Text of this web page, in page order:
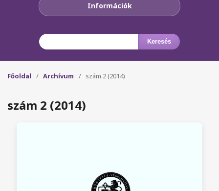
Információk
Keresés
Főoldal / Archívum / szám 2 (2014)
szám 2 (2014)